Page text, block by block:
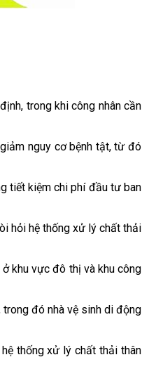
trong khi công nhân cần
nguy cơ bệnh tật, từ đó
tiết kiệm chi phí đầu tư ban
hỏi hệ thống xử lý chất thải
khu vực đô thị và khu công
trong đó nhà vệ sinh di động
thống xử lý chất thải thân